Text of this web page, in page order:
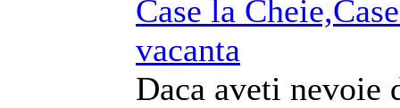
Case la
vacanta
Daca aveti nevoie